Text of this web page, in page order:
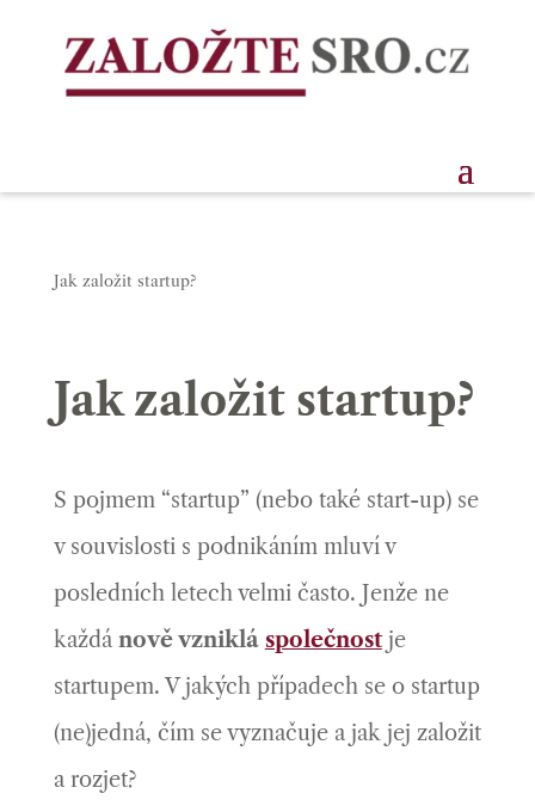
Jak založit startup?
Jak založit startup?
S pojmem “startup” (nebo také start-up) se
v souvislosti s podnikáním mluví v
posledních letech velmi často. Jenže ne
každánově vzniklá společnostje
startupem. V jakých případech se o startup
(ne)jedná, čím se vyznačuje a jak jej založit
a rozjet?